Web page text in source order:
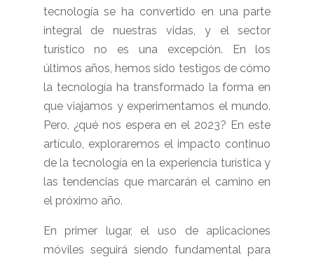
tecnología se ha convertido en una parte
integral de nuestras vidas, y el sector
turístico no es una excepción. En los
últimos años, hemos sido testigos de cómo
la tecnología ha transformado la forma en
que viajamos y experimentamos el mundo.
Pero, ¿qué nos espera en el 2023? En este
artículo, exploraremos el impacto continuo
de la tecnología en la experiencia turística y
las tendencias que marcarán el camino en
el próximo año.
En primer lugar, el uso de aplicaciones
móviles seguirá siendo fundamental para